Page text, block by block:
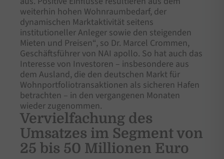
weiterhin hohen Wohnraumbedarf, der
dynamischen Marktaktivität seitens
institutioneller Anleger sowie den steigenden
Mieten und Preisen“, so Dr. Marcel Crommen,
Geschäftsführer von NAI apollo. So hat auch das
Interesse von Investoren – insbesondere aus
dem Ausland, die den deutschen Markt für
Wohnportfoliotransaktionen als sicheren Hafen
betrachten – in den vergangenen Monaten
wieder zugenommen.
Vervielfachung des
Umsatzes im Segment von
25 bis 50 Millionen Euro